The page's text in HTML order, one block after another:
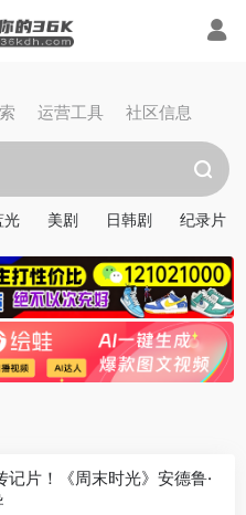
运营工具 社区信息
光 美剧 日韩剧 纪录片
记片！《周末时光》安德鲁·